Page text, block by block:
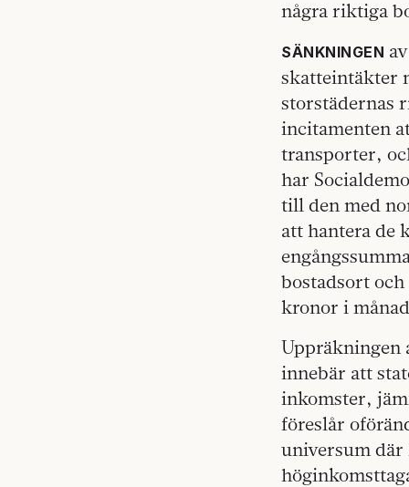
några riktiga
SÄNKNINGEN
skatteintäkter
storstädernas
incitamenten
transporter,
har
till den med
att hantera de
bostadsort
kronor i
Uppräkningen
innebär att
inkomster,
föreslår
universum